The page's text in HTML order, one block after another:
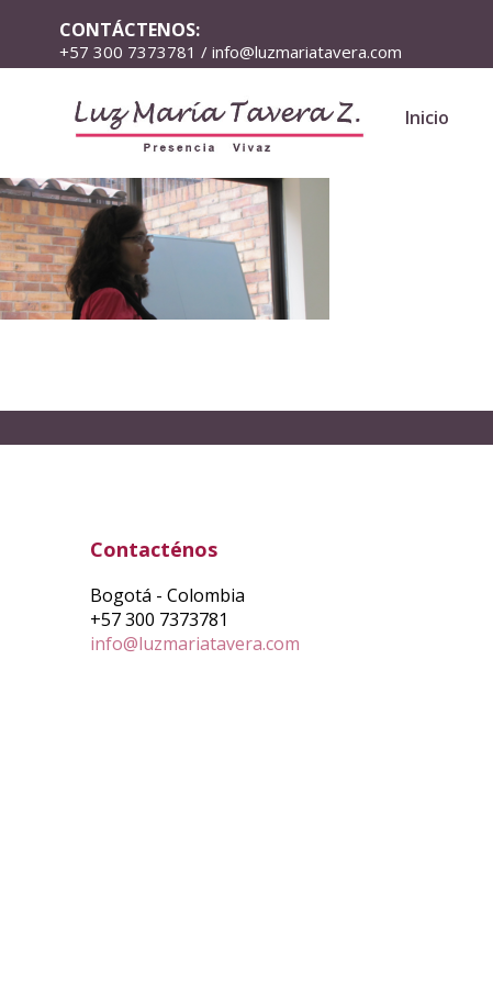
CONTÁCTENOS:
+57 300 7373781 / info@luzmariatavera.com
Inicio
Contacténos
Bogotá - Colombia
+57 300 7373781
info@luzmariatavera.com